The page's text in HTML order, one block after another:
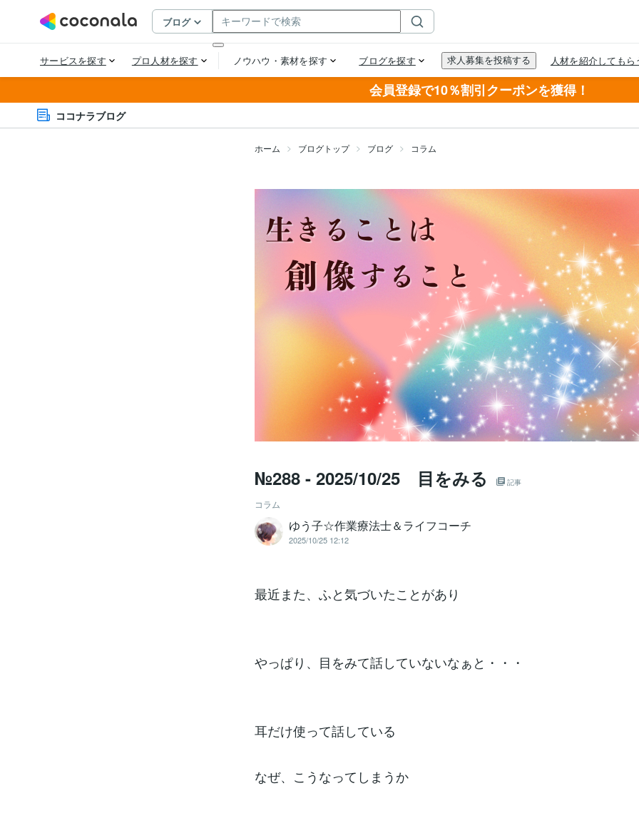
会員登録で10％割引クーポンを獲得！
ココナラブログ
ホーム ブログトップ ブログ コラム
№288 - 2025/10/25 目をみる 記事
コラム
ゆう子☆作業療法士＆ライフコーチ
2025/10/25 12:12
最近また、ふと気づいたことがあり
やっぱり、目をみて話していないなぁと・・・
耳だけ使って話している
なぜ、こうなってしまうか